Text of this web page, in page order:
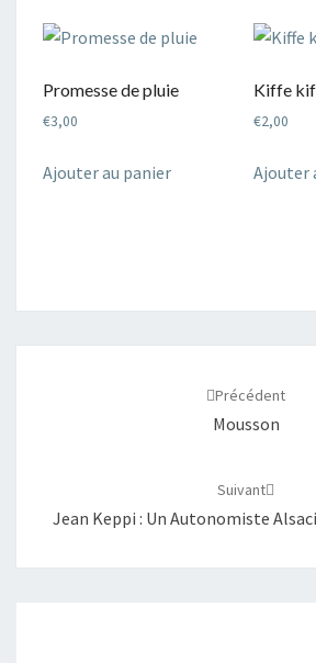
Promesse de pluie
€3,00
Ajouter au panier
Kiffe
€2,00
Ajouter
Précédent
Mousson
Suivant
Jean Keppi : Un Autonomiste